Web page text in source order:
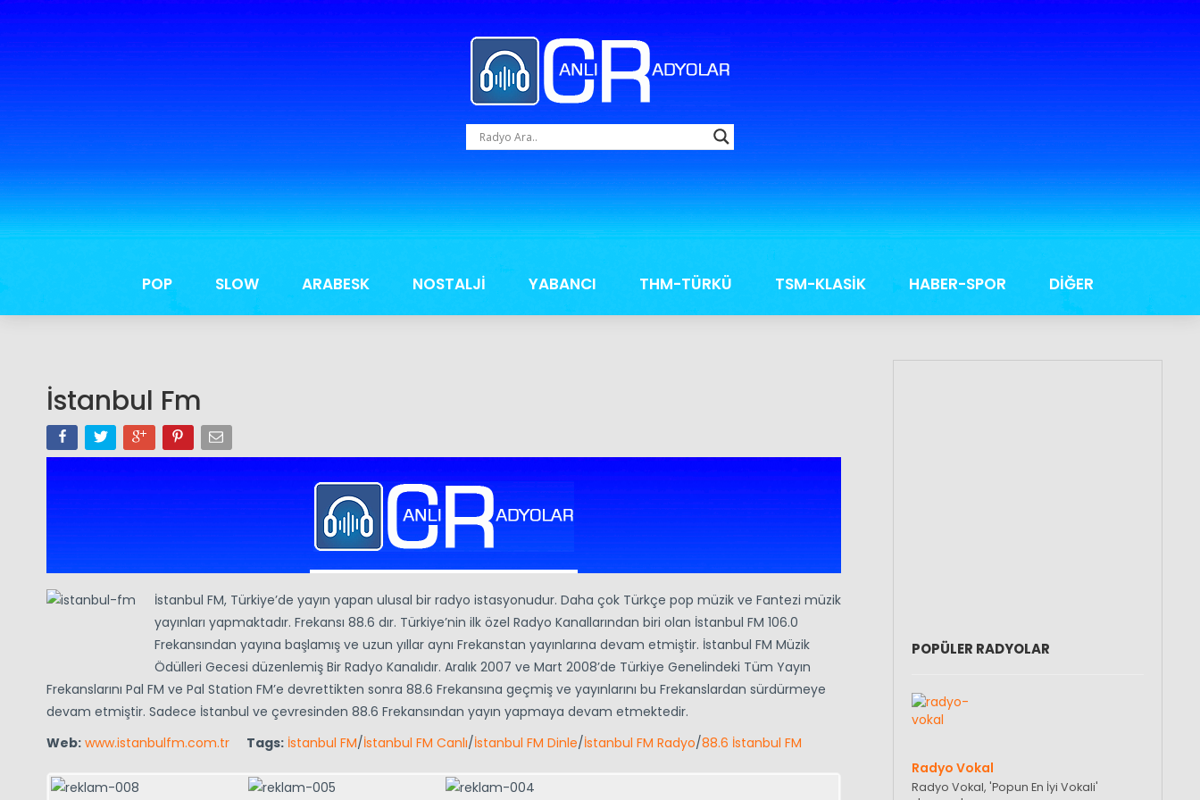
POP SLOW ARABESK NOSTALJİ YABANCI THM-TÜRKÜ TSM-KLASİK HABER-SPOR DİĞER
İstanbul Fm
İstanbul FM, Türkiye’de yayın yapan ulusal bir radyo istasyonudur. Daha çok Türkçe pop müzik ve Fantezi müzik
yayınları yapmaktadır. Frekansı 88.6 dır. Türkiye’nin ilk özel Radyo Kanallarından biri olan İstanbul FM 106.0
Frekansından yayına başlamış ve uzun yıllar aynı Frekanstan yayınlarına devam etmiştir. İstanbul FM Müzik
Ödülleri Gecesi düzenlemiş Bir Radyo Kanalıdır. Aralık 2007 ve Mart 2008’de Türkiye Genelindeki Tüm Yayın
Frekanslarını Pal FM ve Pal Station FM’e devrettikten sonra 88.6 Frekansına geçmiş ve yayınlarını bu Frekanslardan sürdürmeye
devam etmiştir. Sadece İstanbul ve çevresinden 88.6 Frekansından yayın yapmaya devam etmektedir.
Web: www.istanbulfm.com.tr Tags: İstanbul FM/İstanbul FM Canlı/İstanbul FM Dinle/İstanbul FM Radyo/88.6 İstanbul FM
POPÜLER RADYOLAR
Radyo Vokal
Radyo Vokal, 'Popun En İyi Vokali'